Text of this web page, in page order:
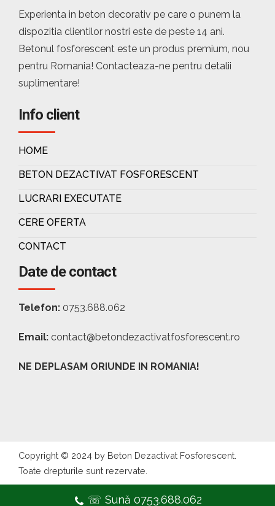
Experienta in beton decorativ pe care o punem la
dispozitia clientilor nostri este de peste 14 ani.
Betonul fosforescent este un produs premium, nou
pentru Romania! Contacteaza-ne pentru detalii
suplimentare!
Info client
HOME
BETON DEZACTIVAT FOSFORESCENT
LUCRARI EXECUTATE
CERE OFERTA
CONTACT
Date de contact
Telefon: 0753.688.062
Email: contact@betondezactivatfosforescent.ro
NE DEPLASAM ORIUNDE IN ROMANIA!
Copyright © 2024 by Beton Dezactivat Fosforescent.
Toate drepturile sunt rezervate.
☏ Sună 0753.688.062